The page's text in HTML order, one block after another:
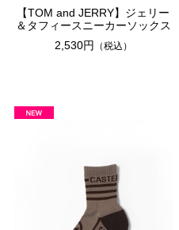
【TOM and JERRY】ジェリー
＆タフィースニーカーソックス
2,530円
（税込）